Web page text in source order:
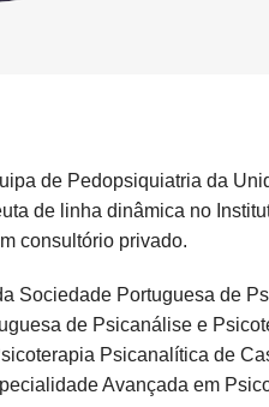
de Pedopsiquiatria da
de linha dinâmica no
consultório privado.
Sociedade Portuguesa de
de Psicanálise e
Psicanalítica de
Avançada em